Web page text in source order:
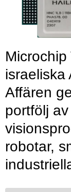
israeliska
Affären
portfölj
robotar,